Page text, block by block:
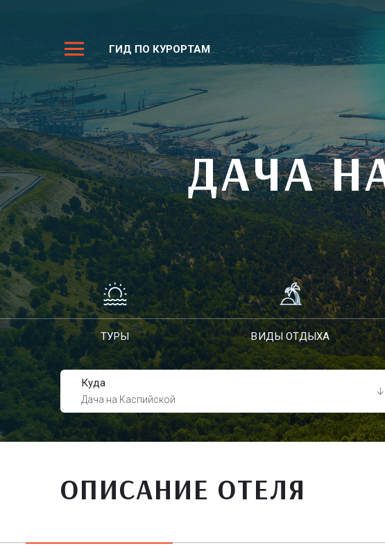
ГИД ПО КУРОРТАМ
ДАЧА
ТУРЫ ВИДЫ ОТДЫХА
Куда
Дача на Каспийской
ОПИСАНИЕ ОТЕЛЯ